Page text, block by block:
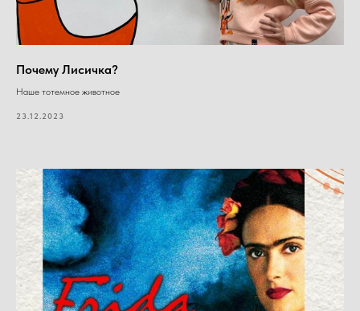
Почему Лисичка?
Наше тотемное животное
23.12.2023